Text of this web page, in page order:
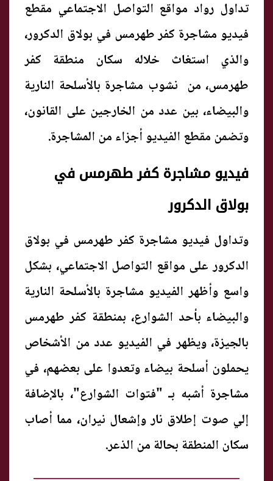
تداول رواد مواقع التواصل الاجتماعي مقطع
فيديو مشاجرة كفر طهرمس في بولاق الدكرور،
والذي استغاث خلاله سكان منطقة كفر
طهرمس، من نشوب مشاجرة بالأسلحة النارية
والبيضاء، بين عدد من الخارجين على القانون،
وتضمن مقطع الفيديو أجزاء من المشاجرة.
فيديو مشاجرة كفر طهرمس في
بولاق الدكرور
وتداول فيديو مشاجرة كفر طهرمس في بولاق
الدكرور على مواقع التواصل الاجتماعي، بشكل
واسع وأظهر الفيديو مشاجرة بالأسلحة النارية
والبيضاء بأحد الشوارع، بمنطقة كفر طهرمس
بالجيزة، ويظهر في الفيديو عدد من الأشخاص
يحملون أسلحة بيضاء وتعدوا على بعضهم، في
مشاجرة أشبه بـ "فتوات الشوارع"، بالإضافة
إلي صوت إطلاق نار وإشعال نيران، مما أصاب
سكان المنطقة بحالة من الذعر.